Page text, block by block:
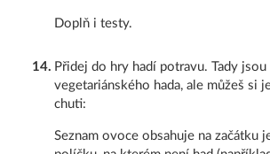
Doplň i testy.
14. Přidej do hry hadí potravu. Tady jsou
vegetariánského hada, ale můžeš si
chuti:
Seznam ovoce obsahuje na začátku